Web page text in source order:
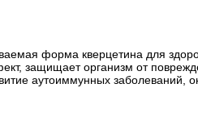
форма кверцетина для
защищает организм от
аутоиммунных заболеваний,